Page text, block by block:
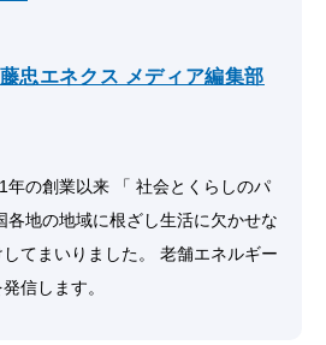
忠エネクス メディア編集部
年の創業以来 「 社会とくらしのパ
各地の地域に根ざし生活に欠かせな
てまいりました。 老舗エネルギー
信します。